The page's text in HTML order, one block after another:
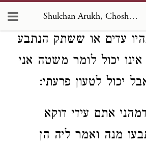
Shulchan Arukh, Choshen Mishpat 81אתם עדים ואמר הנתבע
עדים או ששתק הנתבע
יכול לומר משטה אני
יכול לטעון פרעתי:
אתם עידי דוקא
מנה ואמר ליה הן